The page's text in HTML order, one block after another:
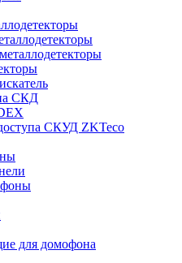
СКД
СКУД ZKTeco
для домофона